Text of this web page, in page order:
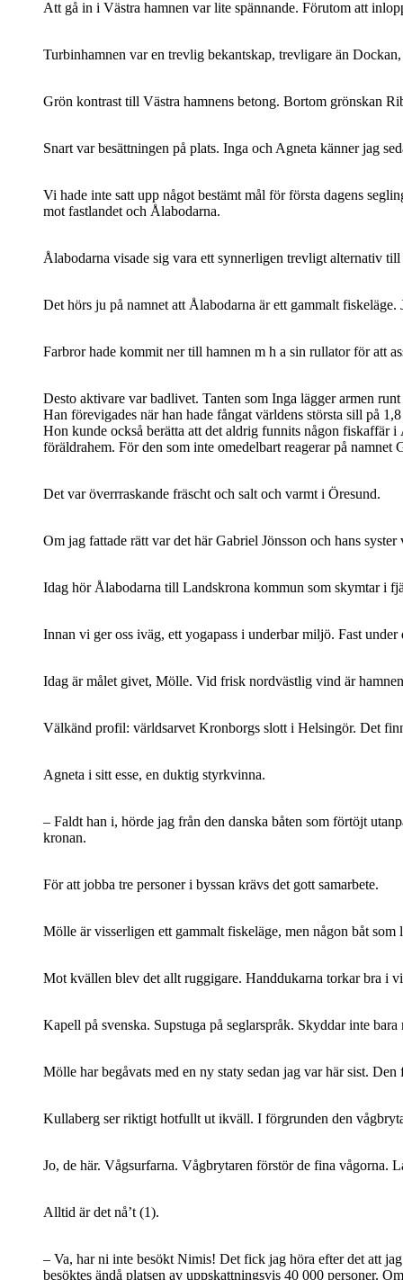
Att gå in i Västra hamnen var lite spännande. Förutom att
Turbinhamnen var en trevlig bekantskap, trevligare än
Grön kontrast till Västra hamnens betong. Bortom grönskan
Snart var besättningen på plats. Inga och Agneta känner jag
Vi hade inte satt upp något bestämt mål för första dagens
mot fastlandet och Ålabodarna.
Ålabodarna visade sig vara ett synnerligen trevligt alternativ
Det hörs ju på namnet att Ålabodarna är ett gammalt
Farbror hade kommit ner till hamnen m h a sin rullator för att
Desto aktivare var badlivet. Tanten som Inga lägger armen
Han förevigades när han hade fångat världens största sill på
Hon kunde också berätta att det aldrig funnits någon fiskaffär
föräldrahem. För den som inte omedelbart reagerar på
Det var överrraskande fräscht och salt och varmt i Öresund.
Om jag fattade rätt var det här Gabriel Jönsson och hans
Idag hör Ålabodarna till Landskrona kommun som skymtar i
Innan vi ger oss iväg, ett yogapass i underbar miljö. Fast
Idag är målet givet, Mölle. Vid frisk nordvästlig vind är
Välkänd profil: världsarvet Kronborgs slott i Helsingör. Det
Agneta i sitt esse, en duktig styrkvinna.
– Faldt han i, hörde jag från den danska båten som förtöjt
kronan.
För att jobba tre personer i byssan krävs det gott samarbete.
Mölle är visserligen ett gammalt fiskeläge, men någon båt
Mot kvällen blev det allt ruggigare. Handdukarna torkar bra i
Kapell på svenska. Supstuga på seglarspråk. Skyddar inte
Mölle har begåvats med en ny staty sedan jag var här sist.
Kullaberg ser riktigt hotfullt ut ikväll. I förgrunden den
Jo, de här. Vågsurfarna. Vågbrytaren förstör de fina vågorna.
Alltid är det nå’t (1).
– Va, har ni inte besökt Nimis! Det fick jag höra efter det att
besöktes ändå platsen av uppskattningsvis 40 000 personer.